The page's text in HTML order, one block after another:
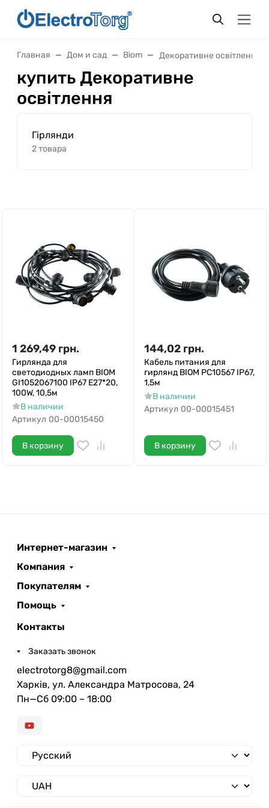
Главная Дом и сад Biom Декоративне освітлення
купить Декоративне
освітлення
Гірлянди
2 товара
1 269,49 грн.
Гирлянда для
светодиодных ламп BIOM
GI1052067100 IP67 E27*20,
100W, 10,5м
В наличии
Артикул 00-00015450
В корзину
144,02 грн.
Кабель питания для
гирлянд BIOM PC10567 IP67,
1,5м
В наличии
Артикул 00-00015451
В корзину
Интернет-магазин
Компания
Покупателям
Помощь
Контакты
Заказать звонок
electrotorg8@gmail.com
Харків, ул. Александра Матросова, 24
Пн—Сб 09:00 – 18:00